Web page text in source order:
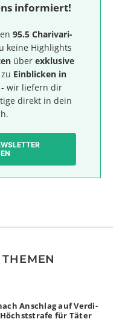
informiert!
95.5 Charivari-
keine Highlights
über exklusive
Einblicken in
wir liefern dir
direkt in dein
Anschlag auf Verdi-
für Täter